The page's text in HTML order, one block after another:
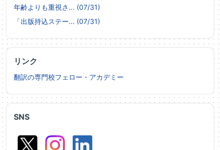
SNS
年齢よりも重視さ... (07/31)
「出版持込ステー... (07/31)
リンク
翻訳の専門校フェロー・アカデミー